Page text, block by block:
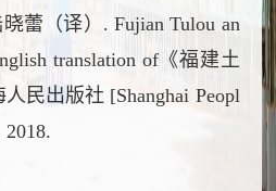
蕾（译） . Fujian Tulou an
translation of《福建土
民出版社 [Shanghai Peopl
2018.